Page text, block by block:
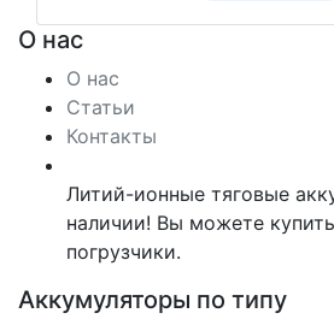
О нас
О нас
Статьи
Контакты
Литий-ионные тяговые
наличии! Вы можете
погрузчики.
Аккумуляторы по типу